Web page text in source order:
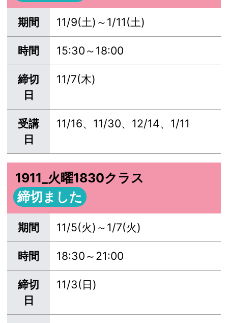
期間 11/9(土)～1/11(土)
時間 15:30～18:00
締切
日
11/7(木)
受講
日
11/16、11/30、12/14、1/11
1911_火曜1830クラス
締切ました
期間 11/5(火)～1/7(火)
時間 18:30～21:00
締切
日
11/3(日)